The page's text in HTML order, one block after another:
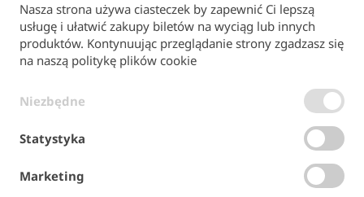
FORMA PŁATNOŚCI
Nasza strona używa ciasteczek by zapewnić Ci lepszą
usługę i ułatwić zakupy biletów na wyciąg lub innych
produktów. Kontynuując przeglądanie strony zgadzasz się
na naszą politykę plików cookie
Niezbędne
Statystyka
Marketing